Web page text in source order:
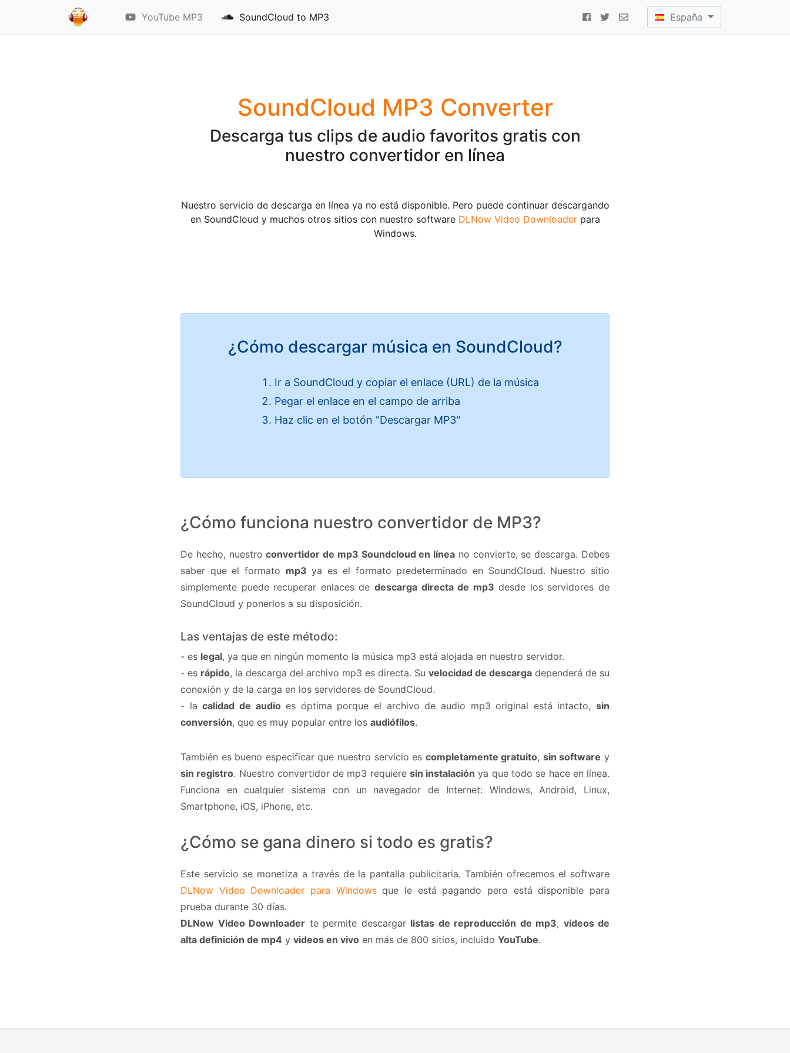
YouTube MP3 SoundCloud to MP3 España
SoundCloud MP3 Converter
Descarga tus clips de audio favoritos gratis con
nuestro convertidor en línea
Nuestro servicio de descarga en línea ya no está disponible. Pero puede continuar descargando
en SoundCloud y muchos otros sitios con nuestro software DLNow Video Downloaderpara
Windows.
¿Cómo descargar música en SoundCloud?
Ir a SoundCloud y copiar el enlace (URL) de la música
Pegar el enlace en el campo de arriba
Haz clic en el botón "Descargar MP3"
¿Cómo funciona nuestro convertidor de MP3?
De hecho, nuestroconvertidor de mp3 Soundcloud en línea no convierte, se descarga. Debes
saber que el formato mp3 ya es el formato predeterminado en SoundCloud. Nuestro sitio
simplemente puede recuperar enlaces de descarga directa de mp3 desde los servidores de
SoundCloud y ponerlos a su disposición.
Las ventajas de este método:
- es legal, ya que en ningún momento la música mp3 está alojada en nuestro servidor.
- es rápido, la descarga del archivo mp3 es directa. Su velocidad de descarga dependerá de su
conexión y de la carga en los servidores de SoundCloud.
- lacalidad de audioes óptima porque el archivo de audio mp3 original está intacto, sin
conversión, que es muy popular entre los audiófilos.
También es bueno especificar que nuestro servicio es completamente gratuito, sin software y
sin registro. Nuestro convertidor de mp3 requiere sin instalación ya que todo se hace en línea.
Funciona en cualquier sistema con un navegador de Internet: Windows, Android, Linux,
Smartphone, iOS, iPhone, etc.
¿Cómo se gana dinero si todo es gratis?
Este servicio se monetiza a través de la pantalla publicitaria. También ofrecemos el software
DLNow Video Downloader para Windowsque le está pagando pero está disponible para
prueba durante 30 días.
DLNow Video Downloader te permite descargar listas de reproducción de mp3, videos de
alta definición de mp4 y videos en vivo en más de 800 sitios, incluido YouTube.